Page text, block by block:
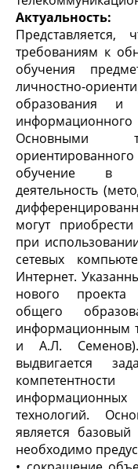
Актуальность:
Представляется,
требованиям к
обучения
личностно-
образования и
Основными
обучение в
деятельность
могут
при
сетевых
Интернет.
нового проекта
общего
информационным
и А.Л.
выдвигается
технологий.
является
необходимо